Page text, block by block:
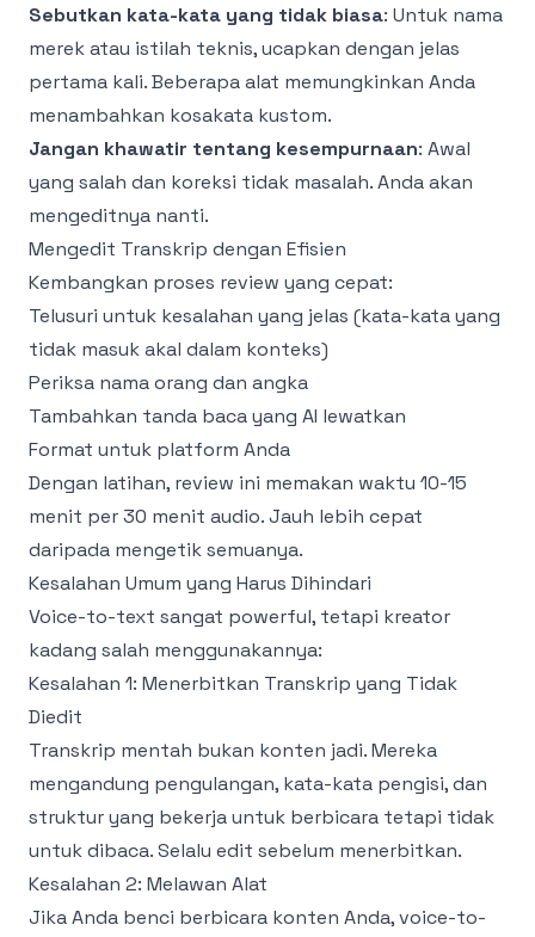
Sebutkan kata-kata yang tidak biasa: Untuk nama
merek atau istilah teknis, ucapkan dengan jelas
pertama kali. Beberapa alat memungkinkan Anda
menambahkan kosakata kustom.
Jangan khawatir tentang kesempurnaan: Awal
yang salah dan koreksi tidak masalah. Anda akan
mengeditnya nanti.
Mengedit Transkrip dengan Efisien
Kembangkan proses review yang cepat:
Telusuri untuk kesalahan yang jelas (kata-kata yang
tidak masuk akal dalam konteks)
Periksa nama orang dan angka
Tambahkan tanda baca yang AI lewatkan
Format untuk platform Anda
Dengan latihan, review ini memakan waktu 10-15
menit per 30 menit audio. Jauh lebih cepat
daripada mengetik semuanya.
Kesalahan Umum yang Harus Dihindari
Voice-to-text sangat powerful, tetapi kreator
kadang salah menggunakannya:
Kesalahan 1: Menerbitkan Transkrip yang Tidak
Diedit
Transkrip mentah bukan konten jadi. Mereka
mengandung pengulangan, kata-kata pengisi, dan
struktur yang bekerja untuk berbicara tetapi tidak
untuk dibaca. Selalu edit sebelum menerbitkan.
Kesalahan 2: Melawan Alat
Jika Anda benci berbicara konten Anda, voice-to-